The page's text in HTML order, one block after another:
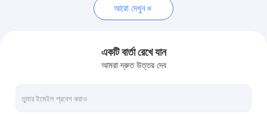
মেটাল জাল পর্দা
আরো দেখুন
একটি বার্তা রেখে যান
আমরা দ্রুত উত্তর দেব